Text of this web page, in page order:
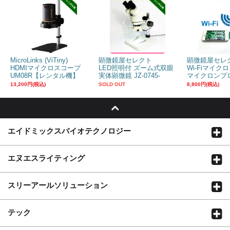
MicroLinks (ViTiny)
HDMIマイクロスコープ
UM08R【レンタル機】
13,200円(税込)
顕微鏡屋セレクト
LED照明付 ズーム式双眼
実体顕微鏡 JZ-0745-
LR【レンタル機】
SOLD OUT
顕微鏡屋セレ
Wi-Fiマイク
マイクロンプ
130HWUR【
8,800円(税込)
エイドミックスバイオテクノロジー
エヌエスライティング
スリーアールソリューション
テック